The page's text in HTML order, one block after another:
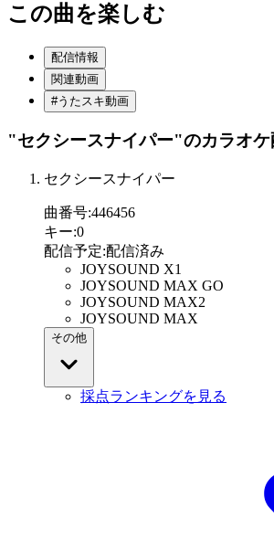
この曲を楽しむ
配信情報
関連動画
#うたスキ動画
"セクシースナイパー"のカラオ
セクシースナイパー
曲番号:446456
キー:0
配信予定:配信済み
JOYSOUND X1
JOYSOUND MAX GO
JOYSOUND MAX2
JOYSOUND MAX
その他
採点ランキングを見る